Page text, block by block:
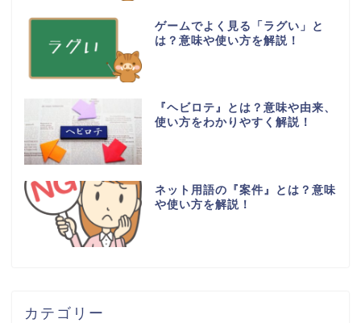
ゲームでよく見る「ラグい」と
は？意味や使い方を解説！
『ヘビロテ』とは？意味や由来、
使い方をわかりやすく解説！
ネット用語の『案件』とは？意味
や使い方を解説！
カテゴリー